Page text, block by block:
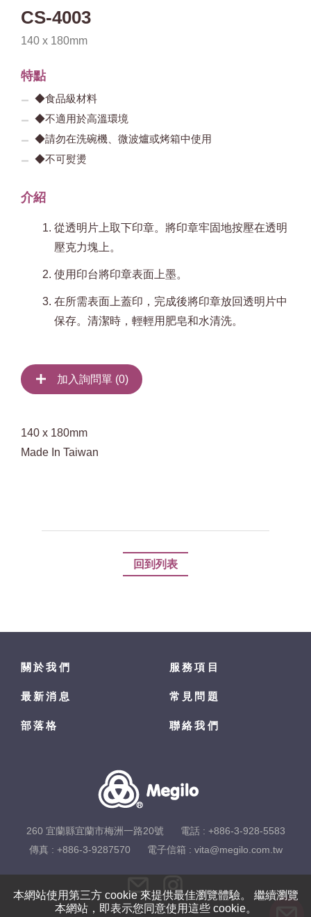
CS-4003
140 x 180mm
特點
◆食品級材料
◆不適用於高溫環境
◆請勿在洗碗機、微波爐或烤箱中使用
◆不可熨燙
介紹
從透明片上取下印章。將印章牢固地按壓在透明
壓克力塊上。
使用印台將印章表面上墨。
在所需表面上蓋印，完成後將印章放回透明片中
保存。清潔時，輕輕用肥皂和水清洗。
加入詢問單 (0)
140 x 180mm
Made In Taiwan
回到列表
本網站使用第三方 cookie 來提供最佳瀏覽體驗。 繼續瀏覽
本網站，即表示您同意使用這些 cookie。
關於我們 服務項目
最新消息 常見問題
部落格 聯絡我們
260 宜蘭縣宜蘭市梅洲一路20號 電話 : +886-3-928-5583
傳真 : +886-3-9287570
電子信箱 : vita@megilo.com.tw